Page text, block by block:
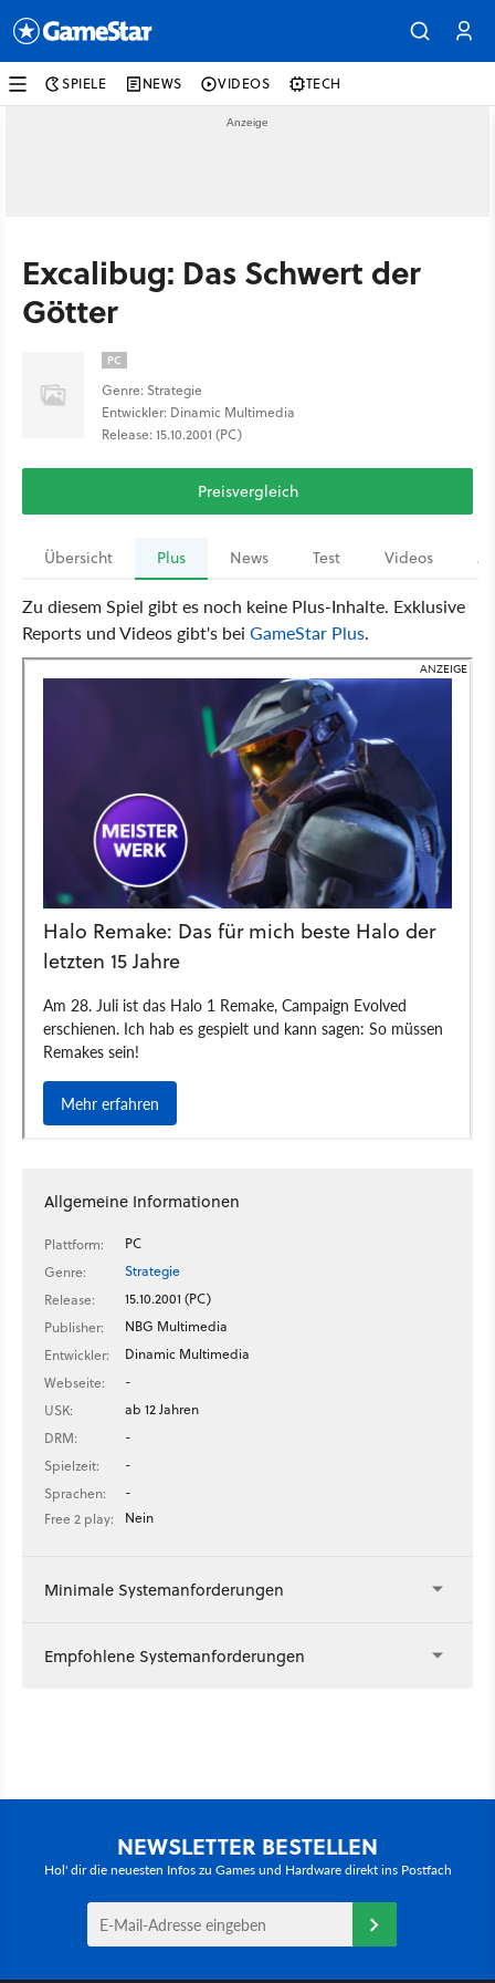
SPIELE NEWS VIDEOS TECH
Excalibug: Das Schwert der
Götter
PC
Genre: Strategie
Entwickler: Dinamic Multimedia
Release: 15.10.2001 (PC)
Preisvergleich
Übersicht Plus News Test Videos
Zu diesem Spiel gibt es noch keine Plus-Inhalte. Exklusive
Reports und Videos gibt's bei GameStar Plus.
Allgemeine Informationen
Plattform:
PC
Genre:
Strategie
Release:
15.10.2001 (PC)
Publisher:
NBG Multimedia
Entwickler:
Dinamic Multimedia
Webseite:
-
USK:
ab 12 Jahren
DRM:
-
Spielzeit:
-
Sprachen:
-
Free 2 play:
Nein
Minimale Systemanforderungen
Empfohlene Systemanforderungen
NEWSLETTER BESTELLEN
Hol' dir die neuesten Infos zu Games und Hardware direkt ins Postfach